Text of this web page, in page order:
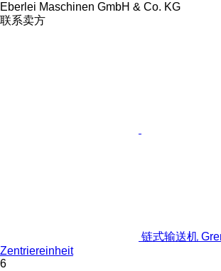
Eberlei Maschinen GmbH & Co. KG
联系卖方
链式输送机
Zentriereinheit
6